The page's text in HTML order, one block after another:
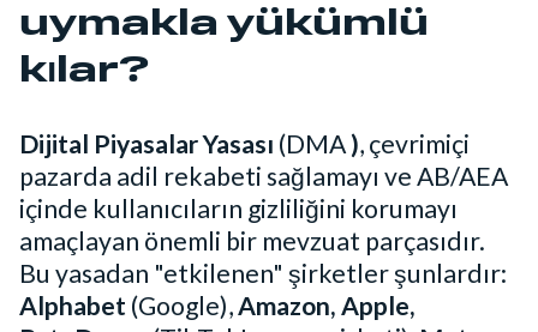
uymakla yükümlü
kılar?
Dijital Piyasalar Yasası (DMA), çevrimiçi
pazarda adil rekabeti sağlamayı ve AB/AEA
içinde kullanıcıların gizliliğini korumayı
amaçlayan önemli bir mevzuat parçasıdır.
Bu yasadan "etkilenen" şirketler şunlardır:
Alphabet (Google),Amazon, Apple,